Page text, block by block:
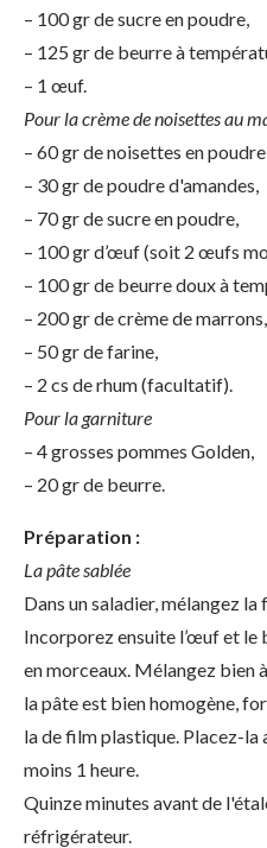
– 100 gr de sucre en poudre,
– 125 gr de beurre à
– 1 œuf.
Pour la crème denoisettes au
– 60 gr de noisettes en
– 30 gr de poudre d'amandes,
– 70 gr de sucre en poudre,
– 100 gr d’œuf (soit 2 œufs
– 100 gr de beurre doux à
– 200 gr de crème de marrons,
– 50 gr de farine,
– 2 cs de rhum (facultatif).
Pour la garniture
– 4 grosses pommes Golden,
– 20 gr de beurre.
Préparation :
La pâte sablée
Dans un saladier, mélangez
Incorporez ensuite l’œuf et
en morceaux. Mélangez bien
la pâte est bien homogène,
la de film plastique. Placez-
moins 1 heure.
Quinze minutes avant de
réfrigérateur.